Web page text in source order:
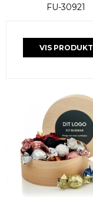
FU-30921
VIS PRODUKT